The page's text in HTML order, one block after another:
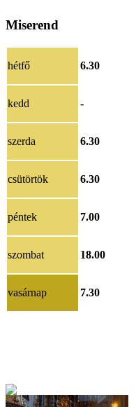
Miserend
hétfő 6.30
kedd -
szerda 6.30
csütörtök 6.30
péntek 7.00
szombat 18.00
vasárnap 7.30